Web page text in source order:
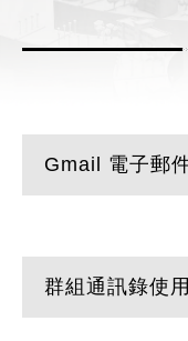
Gmail 電子郵
群組通訊錄使